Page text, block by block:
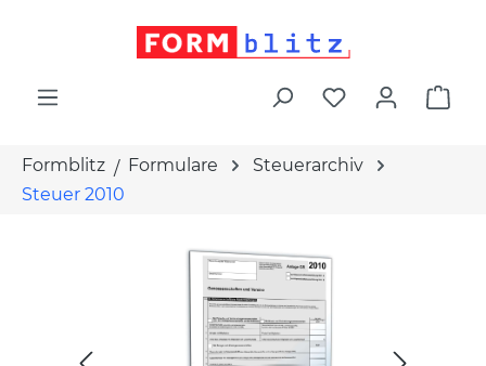
Formblitz Formulare
Steuerarchiv
Steuer 2010